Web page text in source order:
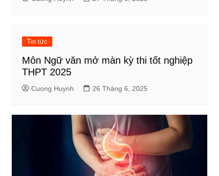
Tin tức
Môn Ngữ văn mở màn kỳ thi tốt nghiệp
THPT 2025
Cuong Huynh 26 Tháng 6, 2025